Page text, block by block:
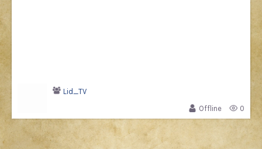
Lid_TV
Offline
0